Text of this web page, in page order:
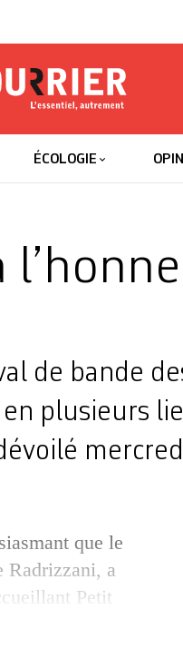
ÉCOLOGIE
de bande
plusieurs
que le
Radrizzani, a
Petit